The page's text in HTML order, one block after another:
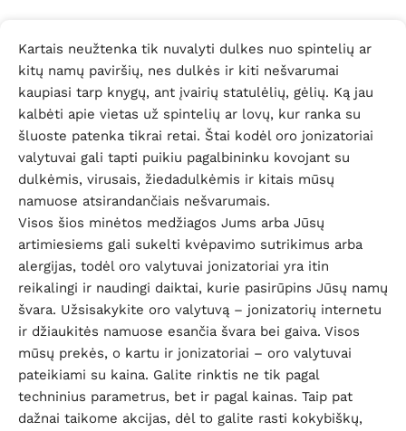
Kartais neužtenka tik nuvalyti dulkes nuo spintelių ar
kitų namų paviršių, nes dulkės ir kiti nešvarumai
kaupiasi tarp knygų, ant įvairių statulėlių, gėlių. Ką jau
kalbėti apie vietas už spintelių ar lovų, kur ranka su
šluoste patenka tikrai retai. Štai kodėl oro jonizatoriai
valytuvai gali tapti puikiu pagalbininku kovojant su
dulkėmis, virusais, žiedadulkėmis ir kitais mūsų
namuose atsirandančiais nešvarumais.
Visos šios minėtos medžiagos Jums arba Jūsų
artimiesiems gali sukelti kvėpavimo sutrikimus arba
alergijas, todėl oro valytuvai jonizatoriai yra itin
reikalingi ir naudingi daiktai, kurie pasirūpins Jūsų namų
švara. Užsisakykite oro valytuvą – jonizatorių internetu
ir džiaukitės namuose esančia švara bei gaiva. Visos
mūsų prekės, o kartu ir jonizatoriai – oro valytuvai
pateikiami su kaina. Galite rinktis ne tik pagal
techninius parametrus, bet ir pagal kainas. Taip pat
dažnai taikome akcijas, dėl to galite rasti kokybiškų,